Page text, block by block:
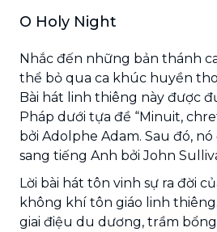
O Holy Night
Nhắc đến những bản thánh
thể bỏ qua ca khúc huyền
Bài hát linh thiêng này được
Pháp dưới tựa đề “Minuit,
bởi Adolphe Adam. Sau đó,
sang tiếng Anh bởi John
Lời bài hát tôn vinh sự ra đời
không khí tôn giáo linh
giai điệu du dương, trầm